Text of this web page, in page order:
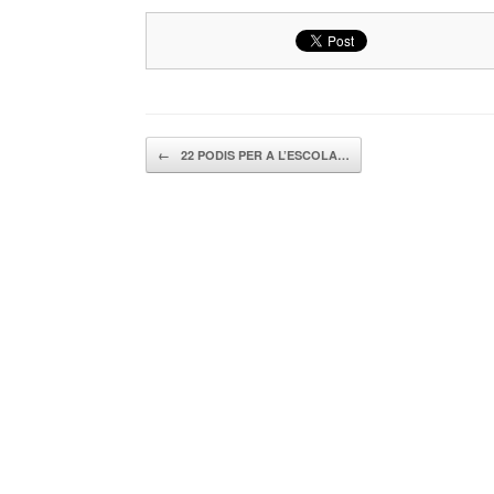
Navegador de artículos
← 22 PODIS PER A L’ESCOLA…